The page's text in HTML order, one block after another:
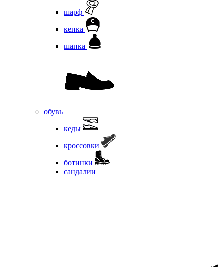
шарф
кепка
шапка
обувь
кеды
кроссовки
ботинки
сандалии